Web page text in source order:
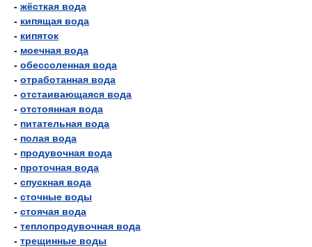
- жёсткая вода
- кипящая вода
- кипяток
- моечная вода
- обессоленная вода
- отработанная вода
- отстаивающаяся вода
- отстоянная вода
- питательная вода
- полая вода
- продувочная вода
- проточная вода
- спускная вода
- сточные воды
- стоячая вода
- теплопродувочная вода
- трещинные воды